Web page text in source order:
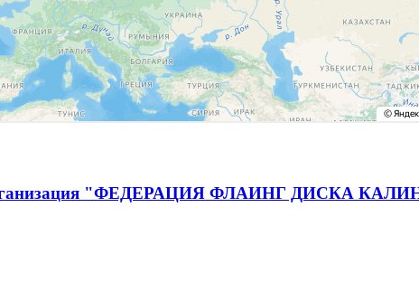
организация "ФЕДЕРАЦИЯ ФЛАИНГ ДИСКА